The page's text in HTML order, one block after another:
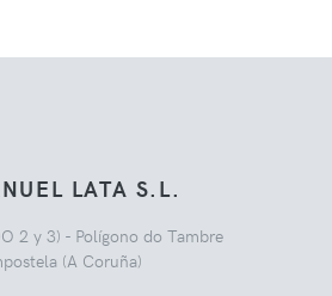
LATA S.L.
2 y 3) - Polígono do Tambre
(A Coruña)